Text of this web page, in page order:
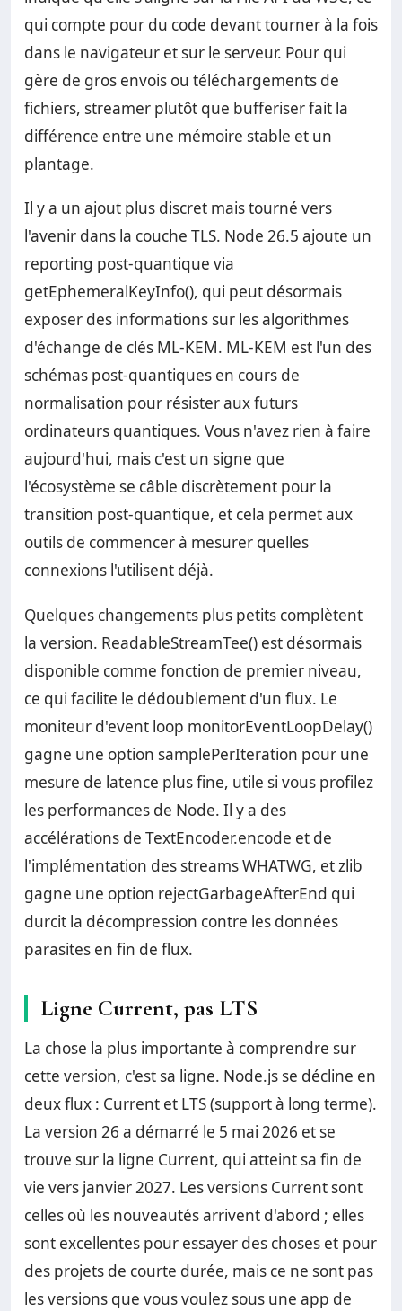
qui compte pour du code devant tourner à la fois
dans le navigateur et sur le serveur. Pour qui
gère de gros envois ou téléchargements de
fichiers, streamer plutôt que bufferiser fait la
différence entre une mémoire stable et un
plantage.
Il y a un ajout plus discret mais tourné vers
l'avenir dans la couche TLS. Node 26.5 ajoute un
reporting post-quantique via
getEphemeralKeyInfo(), qui peut désormais
exposer des informations sur les algorithmes
d'échange de clés ML-KEM. ML-KEM est l'un des
schémas post-quantiques en cours de
normalisation pour résister aux futurs
ordinateurs quantiques. Vous n'avez rien à faire
aujourd'hui, mais c'est un signe que
l'écosystème se câble discrètement pour la
transition post-quantique, et cela permet aux
outils de commencer à mesurer quelles
connexions l'utilisent déjà.
Quelques changements plus petits complètent
la version. ReadableStreamTee() est désormais
disponible comme fonction de premier niveau,
ce qui facilite le dédoublement d'un flux. Le
moniteur d'event loop monitorEventLoopDelay()
gagne une option samplePerIteration pour une
mesure de latence plus fine, utile si vous profilez
les performances de Node. Il y a des
accélérations de TextEncoder.encode et de
l'implémentation des streams WHATWG, et zlib
gagne une option rejectGarbageAfterEnd qui
durcit la décompression contre les données
parasites en fin de flux.
Ligne Current, pas LTS
La chose la plus importante à comprendre sur
cette version, c'est sa ligne. Node.js se décline en
deux flux : Current et LTS (support à long terme).
La version 26 a démarré le 5 mai 2026 et se
trouve sur la ligne Current, qui atteint sa fin de
vie vers janvier 2027. Les versions Current sont
celles où les nouveautés arrivent d'abord ; elles
sont excellentes pour essayer des choses et pour
des projets de courte durée, mais ce ne sont pas
les versions que vous voulez sous une app de